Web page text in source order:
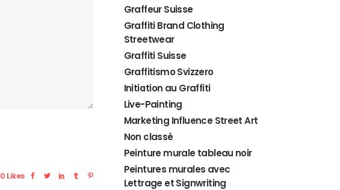
0 Likes
Graffeur Suisse
Graffiti Brand Clothing
Streetwear
Graffiti Suisse
Graffitismo Svizzero
Initiation au Graffiti
Live-Painting
Marketing Influence Street Art
Non classé
Peinture murale tableau noir
Peintures murales avec
Lettrage et Signwriting